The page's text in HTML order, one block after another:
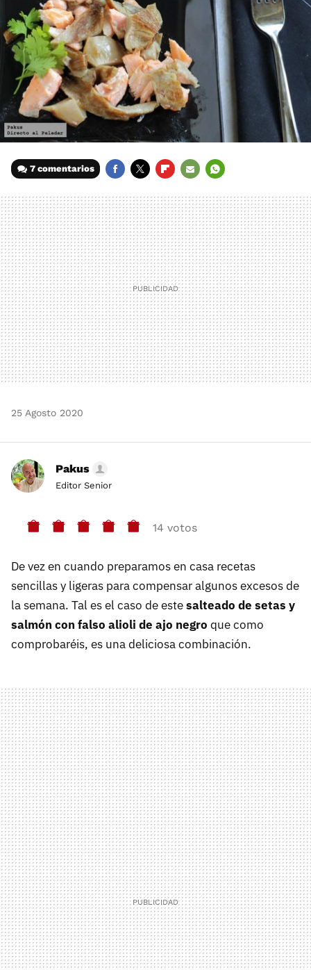
7 comentarios
MAIL
25 Agosto 2020
Pakus
Editor Senior
14 votos
De vez en cuando preparamos en casa recetas
sencillas y ligeras para compensar algunos excesos de
la semana. Tal es el caso de estesalteado de setas y
salmón con falso alioli de ajo negro que como
comprobaréis, es una deliciosa combinación.